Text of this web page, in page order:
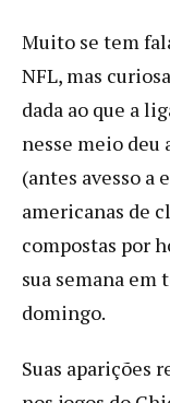
Muito se tem
NFL, mas
dada ao que a
nesse meio deu
(antes avesso a
americanas de
compostas por
sua semana em
domingo.
Suas aparições